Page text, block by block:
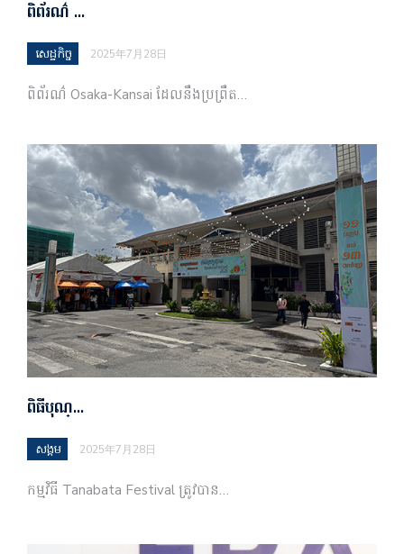
ពិព័រណ៌ …
សេដ្ឋកិច្ច 2025年7月28日
ពិព័រណ៌ Osaka-Kansai ដែលនឹងប្រព្រឹត…
ពិធីបុណ្…
សង្គម 2025年7月28日
កម្មវិធី Tanabata Festival ត្រូវបាន…